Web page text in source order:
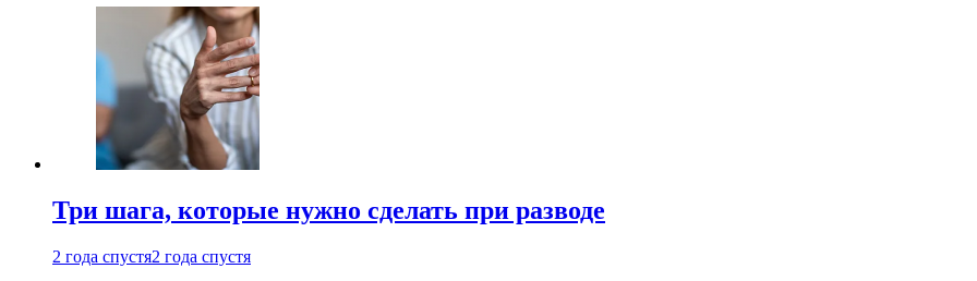
Три шага, которые нужно сделать при разводе
2 года спустя2 года спустя